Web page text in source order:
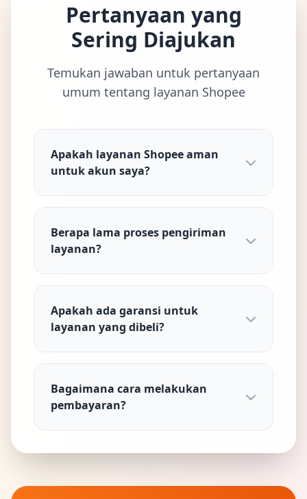
Pertanyaan yang
Sering Diajukan
Temukan jawaban untuk pertanyaan
umum tentang layanan Shopee
Apakah layanan Shopee aman
untuk akun saya?
Berapa lama proses pengiriman
layanan?
Apakah ada garansi untuk
layanan yang dibeli?
Bagaimana cara melakukan
pembayaran?